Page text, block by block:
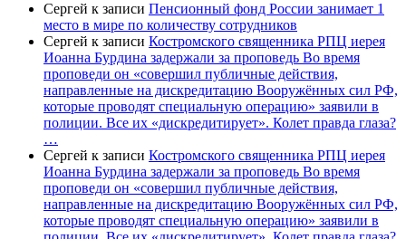
Сергей к записи Пенсионный фонд России занимает 1
место в мире по количеству сотрудников
Сергей к записи Костромского священника РПЦ иерея
Иоанна Бурдина задержали за проповедь Во время
проповеди он «совершил публичные действия,
направленные на дискредитацию Вооружённых сил РФ,
которые проводят специальную операцию» заявили в
полиции. Все их «дискредитирует». Колет правда глаза?
…
Сергей к записи Костромского священника РПЦ иерея
Иоанна Бурдина задержали за проповедь Во время
проповеди он «совершил публичные действия,
направленные на дискредитацию Вооружённых сил РФ,
которые проводят специальную операцию» заявили в